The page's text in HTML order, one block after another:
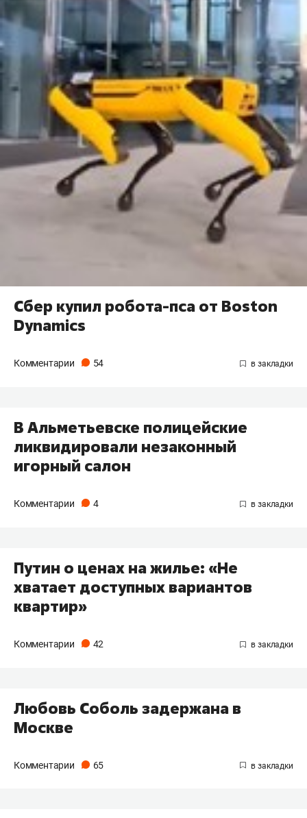
Сбер купил робота-пса от Boston
Dynamics
Комментарии 54
В Альметьевске полицейские
ликвидировали незаконный
игорный салон
Комментарии 4
Путин о ценах на жилье: «Не
хватает доступных вариантов
квартир»
Комментарии 42
Любовь Соболь задержана в
Москве
Комментарии 65